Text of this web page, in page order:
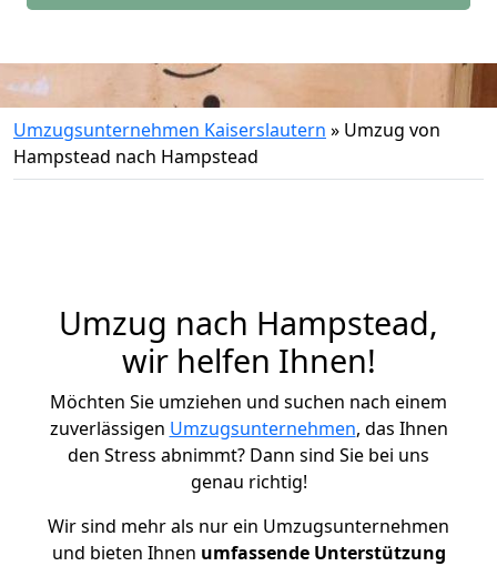
Umzugsunternehmen Kaiserslautern » Umzug von
Hampstead nach Hampstead
Umzug nach Hampstead,
wir helfen Ihnen!
Möchten Sie umziehen und suchen nach einem
zuverlässigen Umzugsunternehmen, das Ihnen
den Stress abnimmt? Dann sind Sie bei uns
genau richtig!
Wir sind mehr als nur ein Umzugsunternehmen
und bieten Ihnen umfassende Unterstützung